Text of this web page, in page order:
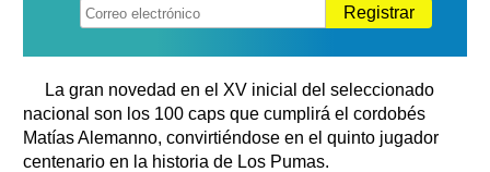
Registrar
La gran novedad en el XV inicial del seleccionado
nacional son los 100 caps que cumplirá el cordobés
Matías Alemanno, convirtiéndose en el quinto jugador
centenario en la historia de Los Pumas.